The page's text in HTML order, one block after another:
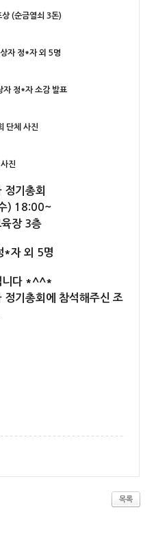
상 (순금열쇠 3돈)
자 정*자 외 5명
자 정*자 소감 발표
단체 사진
정기총회
) 18:00~
육장 3층
*자 외 5명
니다 *^^*
기총회에 참석해주신 조
목록